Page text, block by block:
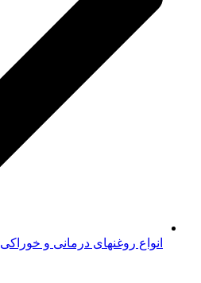
انواع روغنهای درمانی و خوراکی